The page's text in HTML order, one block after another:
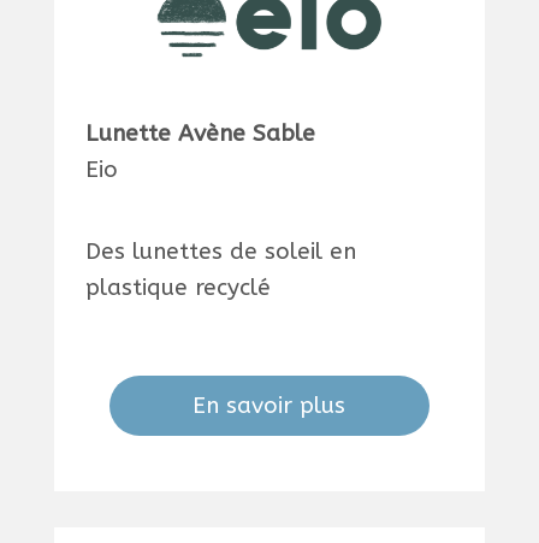
Lunette Avène Sable
Eio
Des lunettes de soleil en
plastique recyclé
En savoir plus